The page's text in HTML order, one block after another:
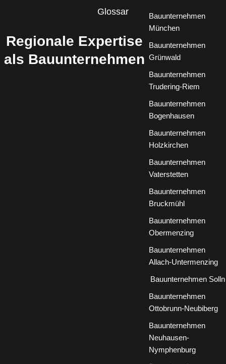
Glossar
Regionale Expertise
als Bauunternehmen
Bauunternehmen
München
Bauunternehmen
Grünwald
Bauunternehmen
Trudering-Riem
Bauunternehmen
Bogenhausen
Bauunternehmen
Holzkirchen
Bauunternehmen
Vaterstetten
Bauunternehmen
Bruckmühl
Bauunternehmen
Obermenzing
Bauunternehmen
Allach-Untermenzing
Bauunternehmen Solln
Bauunternehmen
Ottobrunn-Neubiberg
Bauunternehmen
Neuhausen-
Nymphenburg